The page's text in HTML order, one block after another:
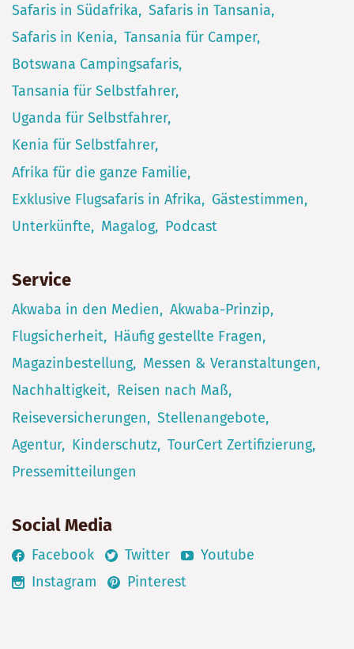
Safaris in Südafrika
Safaris in Tansania
Safaris in Kenia
Tansania für Camper
Botswana Campingsafaris
Tansania für Selbstfahrer
Uganda für Selbstfahrer
Kenia für Selbstfahrer
Afrika für die ganze Familie
Exklusive Flugsafaris in Afrika
Gästestimmen
Unterkünfte
Magalog Podcast
Service
Akwaba in den Medien
Akwaba-Prinzip
Flugsicherheit
Häufig gestellte Fragen
Magazinbestellung
Messen & Veranstaltungen
Nachhaltigkeit
Reisen nach Maß
Reiseversicherungen
Stellenangebote
Agentur
Kinderschutz TourCert Zertifizierung
Pressemitteilungen
Social Media
Facebook Twitter
Youtube
Instagram
Pinterest